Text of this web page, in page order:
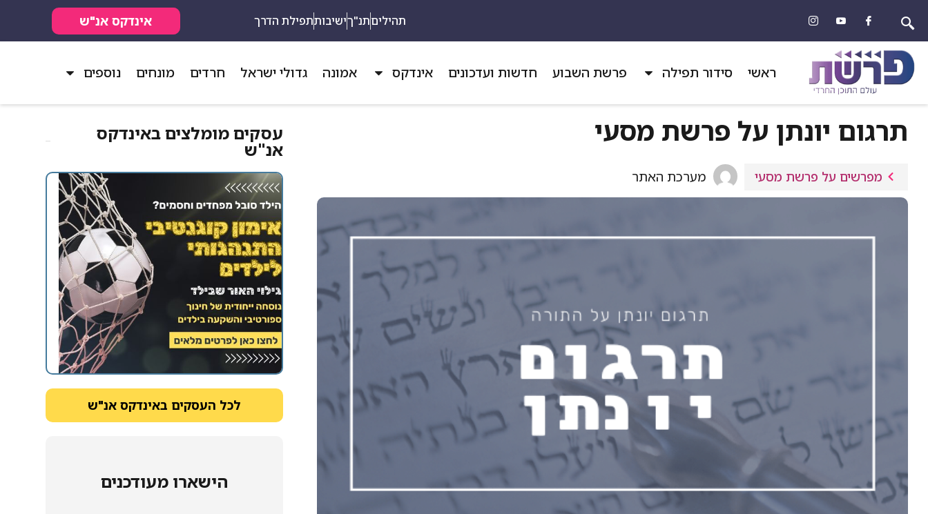
תהיליםתנ"ךישיבותתפילת הדרך אינדקס אנ"ש
ראשי סידור תפילה פרשת השבוע חדשות ועדכונים אינדקס אמונה גדולי ישראל חרדים מונחים נוספים
תרגום יונתן על פרשת מסעי
מפרשים על פרשת מסעי מערכת האתר
עסקים מומלצים באינדקס
אנ"ש​
לכל העסקים באינדקס אנ"ש
הישארו מעודכנים